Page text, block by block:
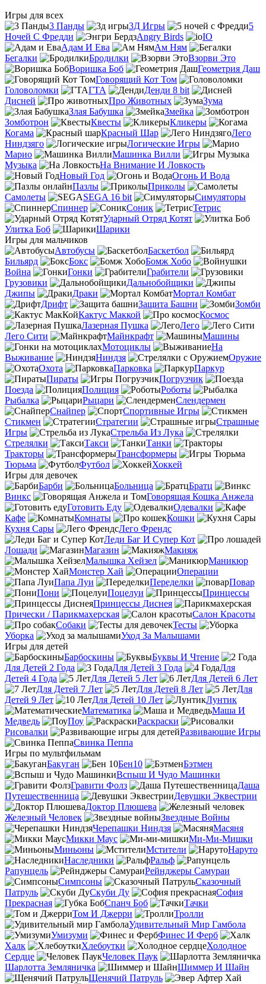
Игры для всех
3 Панды
3Д Игры
5
Ночей С Фредди
Angry Birds
IO
Адам И Ева
Ам Ням
Бегалки
Бродилки
Взорви Это
Воришка Боб
Геометрия Даш
Говорящий Кот Том
Головоломки
ГТА
Денди 8 bit
Дисней
Про Животных
Зума
Злая Бабушка
Змейка
Зомботрон
Квесты
Кликеры
Когама
Красный Шар
Лего
Ниндзяго
Логические Игры
Марио
Машинка Вилли
Музыка
На Внимание И Ловкость
Новый Год
Огонь И Вода
Пазлы
Приколы
Самолеты
SEGA 16 bit
Симуляторы
Спиннер
Соник
Тетрис
Ударный Отряд Котят
Улитка Боб
Шарики
Игры для мальчиков
Автобусы
Баскетбол
Бильярд
Бокс
Бомж Хобо
Война
Гонки
Грабители
Грузовики
Дальнобойщики
Джипы
Драки
Мортал Комбат
Дрифт
Защита Башни
Зомби
Кактус Маккой
Космос
Лазерная Пушка
Лего
Лего Сити
Майнкрафт
Машины
Мотоциклы
На
Выживание
Ниндзя
Оружие
Охота
Парковка
Паркур
Пираты
Погрузчик
Поезда
Полиция
Роботы
Рыбалка
Рыцари
Слендермен
Снайпер
Спортивные Игры
Стикмен
Стратегии
Страшные
Игры
Стрельба Из Лука
Стрелялки
Такси
Танки
Тракторы
Трансформеры
Тюрьма
Футбол
Хоккей
Игры для девочек
Барби
Больница
Братц
Винкс
Говорящая Кошка Анжела
Готовить Еду
Одевалки
Кафе
Комнаты
Кошки
Кухня Сары
Лего Френдс
Леди Баг И Супер Кот
Лошади
Магазин
Макияж
Малышка Хейзел
Маникюр
Монстер Хай
Операции
Папа Луи
Переделки
Повар
Пони
Поцелуи
Принцессы
Принцессы Диснея
Прически / Парикмахерская
Салон Красоты
Собаки
Тесты
Уборка
Уход За Малышами
Игры для детей
Барбоскины
Буквы И Чтение
Для Детей 2 Года
Для Детей 3 Года
Для
Детей 4 Года
Для Детей 5 Лет
Для Детей 6 Лет
Для Детей 7 Лет
Для Детей 8 Лет
Для
Детей 9 Лет
Для Детей 10 Лет
Лунтик
Математика
Маша И
Медведь
Поу
Раскраски
Рисовалки
Развивающие Игры
Свинка Пеппа
Игры по мультфильмам
Бакуган
Бен10
Бэтмен
Вспыш И Чудо Машинки
Гравити Фолз
Даша
Путешественница
Девушки Эквестрии
Доктор Плюшева
Железный Человек
Звездные Войны
Черепашки Ниндзя
Масяня
Микки Маус
Ми-Ми-Мишки
Миньоны
Мстители
Наруто
Наследники
Ральф
Рапунцель
Рейнджеры Самураи
Симпсоны
Сказочный
Патруль
Скуби Ду
София
Прекрасная
Спанч Боб
Тачки
Том И Джерри
Тролли
Удивительный Мир Гамбола
Умизуми
Финес И Ферб
Халк
Хлебоутки
Холодное
Сердце
Человек Паук
Шарлотта Земляничка
Шиммер И Шайн
Щенячий Патруль